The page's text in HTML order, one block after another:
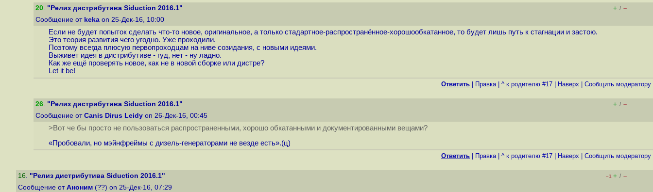
20. "Релиз дистрибутива Siduction 2016.1" + / –
Сообщение от keka on 25-Дек-16, 10:00
Если не будет попыток сделать что-то новое, оригинальное, а только стадартное-распространённое-хорошообкатанное, то будет лишь путь к стагнации и застою.
Это теория развития чего угодно. Уже проходили.
Поэтому всегда плюсую первопроходцам на ниве созидания, с новыми идеями.
Выживет идея в дистрибутиве - гуд, нет - ну ладно.
Как же ещё проверять новое, как не в новой сборке или дистре?
Let it be!
Ответить Правка| ^ к родителю #17 Наверх Cообщить модератору
26. "Релиз дистрибутива Siduction 2016.1" + / –
Сообщение от Canis Dirus Leidy on 26-Дек-16, 00:45
>Вот че бы просто не пользоваться распространенными, хорошо обкатанными и документированными вещами?
«Пробовали, но мэйнфреймы с дизель-генераторами не везде есть».(ц)
Ответить Правка| ^ к родителю #17 Наверх Cообщить модератору
16. "Релиз дистрибутива Siduction 2016.1" –1 + / –
Сообщение от Аноним (??) on 25-Дек-16, 07:29